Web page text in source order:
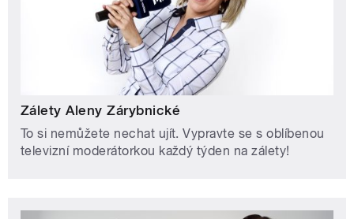
Zálety Aleny Zárybnické
To si nemůžete nechat ujít. Vypravte se s oblíbenou
televizní moderátorkou každý týden na zálety!